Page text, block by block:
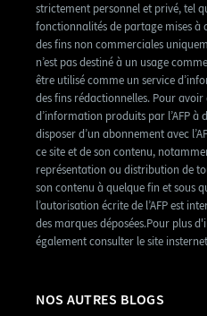
strictement personnel et privé, tel
fonctionnalités de partage mises à
des fins non commerciales
n’est pas destiné à un usage
être utilisé comme un service
des fins rédactionnelles. Pour avoir
d’information produits par l’AFP à
disposer d’un abonnement avec
ce site et de son contenu,
représentation ou distribution de
son contenu à quelque fin et sous
l’autorisation écrite de l’AFP est
des marques déposées.Pour plus
également consulter le site
NOS AUTRES BLOGS